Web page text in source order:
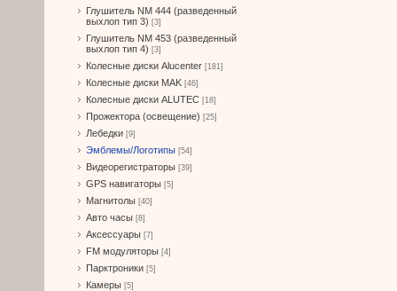
Глушитель NM 444 (разведенный
выхлоп тип 3) [3]
Глушитель NM 453 (разведенный
выхлоп тип 4) [3]
Колесные диски Alucenter [181]
Колесные диски MAK [46]
Колесные диски ALUTEC [18]
Прожектора (освещение) [25]
Лебедки [9]
Эмблемы/Логотипы [54]
Видеорегистраторы [39]
GPS навигаторы [5]
Магнитолы [40]
Авто часы [8]
Аксессуары [7]
FM модуляторы [4]
Парктроники [5]
Камеры [5]